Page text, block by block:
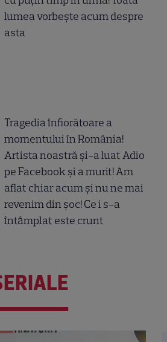
lumea vorbește acum despre
asta
Tragedia înfiorătoare a
momentului în România!
Artista noastră și-a luat Adio
pe Facebook și a murit! Am
aflat chiar acum și nu ne mai
revenim din șoc! Ce i s-a
întâmplat este crunt